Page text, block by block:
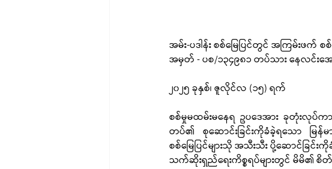
အမ်း-ပဒါန်း စစ်မြေပြင်တွင် အကြမ်
အမှတ် - ပစ/၁၃၄၉၈၁ တပ်သား နေလင်
၂၀၂၅ ခုနှစ်၊ ဇူလိုင်လ (၁၅) ရက်
စစ်မှုမထမ်းမနေရ ဥပဒေအား ခုတုံးလုပ်
တပ်၏ စုဆောင်းခြင်းကိုခံခဲ့ရသော မြန်
စစ်မြေပြင်များသို အသီးသီး ပို့ဆောင်ခ
သက်ဆိုးရှည်ရေးကိစ္စရပ်များတွင် မိမိ၏ စိ